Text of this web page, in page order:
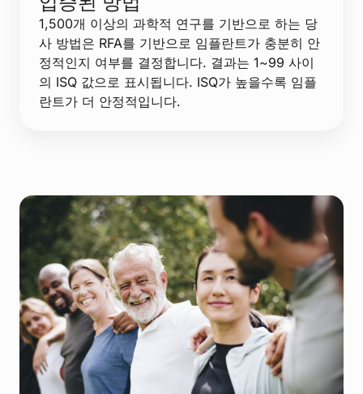
1,500개 이상의 과학적 연구를 기반으로 하는 당
사 방법은 RFA를 기반으로 임플란트가 충분히 안
정적인지 여부를 결정합니다. 결과는 1~99 사이
의 ISQ 값으로 표시됩니다. ISQ가 높을수록 임플
란트가 더 안정적입니다.